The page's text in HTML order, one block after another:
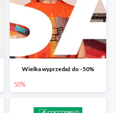
Wielka wyprzedaż do -50%
50%